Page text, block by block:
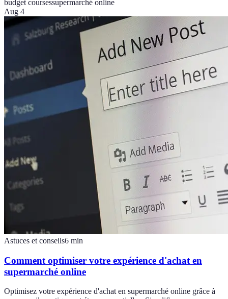
budget coursessupermarché online
Aug 4
Astuces et conseils6 min
Comment optimiser votre expérience d'achat en
supermarché online
Optimisez votre expérience d'achat en supermarché online grâce à